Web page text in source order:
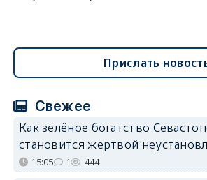
Прислать
Свежее
Как зелёное богатство
становится жертвой
15:05 1 444